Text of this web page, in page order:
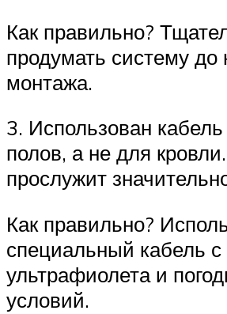
Как правильно?
продумать систему до
монтажа.
3. Использован
полов, а не для
прослужит
Как правильно?
специальный кабель
ультрафиолета и
условий.